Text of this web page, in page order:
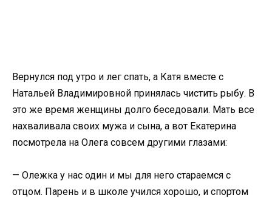
Вернулся под утро и лег спать, а Катя вместе с
Натальей Владимировной принялась чистить рыбу. В
это же время женщины долго беседовали. Мать все
нахваливала своих мужа и сына, а вот Екатерина
посмотрела на Олега совсем другими глазами:
— Олежка у нас один и мы для него стараемся с
отцом. Парень и в школе учился хорошо, и спортом